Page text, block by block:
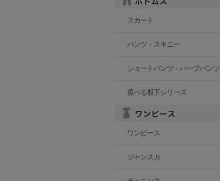
スカート
パンツ・スキニー
ショートパンツ・ハーフパンツ
選べる股下シリーズ
ワンピース
ジャンスカ